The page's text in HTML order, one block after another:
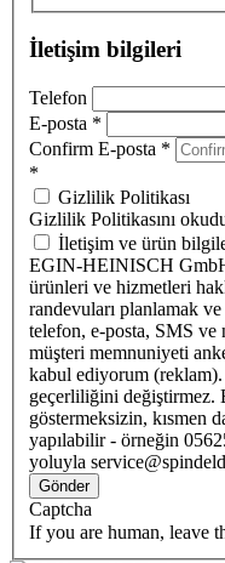
İletişim bilgileri
Telefon
E-posta *
Confirm E-posta *
*
Gizlilik Politikası
Gizlilik Politikasını
İletişim ve ürün
EGIN-HEINISCH
ürünleri ve hizmetleri
randevuları planlamak
telefon, e-posta, SMS ve
müşteri memnuniyeti
kabul ediyorum
geçerliliğini değiştirmez.
göstermeksizin, kısmen
yapılabilir - örneğin
yoluyla
Gönder
Captcha
If you are human, leave